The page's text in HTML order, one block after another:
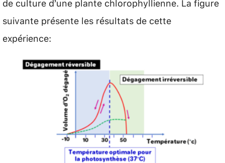
suivante présente les résultats de cette
expérience: